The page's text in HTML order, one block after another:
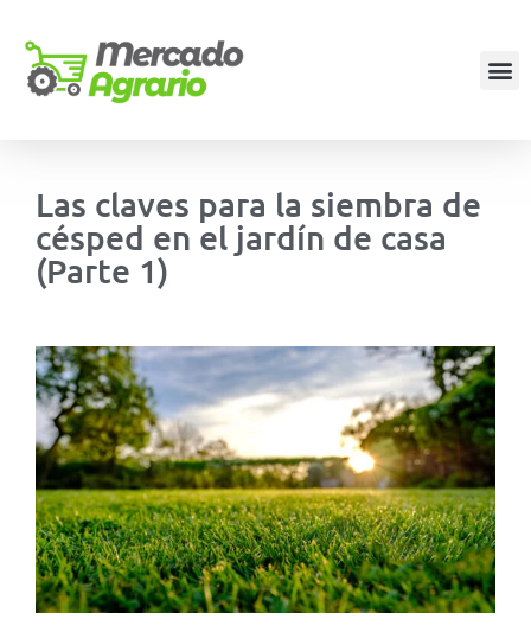
Las claves para la siembra de
césped en el jardín de casa
(Parte 1)